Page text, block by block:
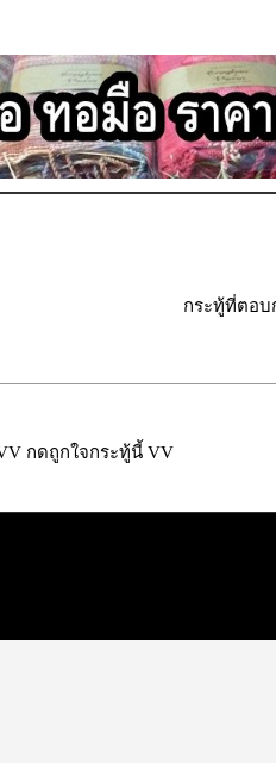
กระทู้ที่ตอบ
กดถูกใจกระทู้นี้ VV